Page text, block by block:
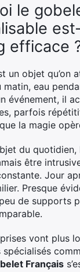
le
efficace
un objet qu’on
matin, eau
événement, il
parfois
la magie
du
être
Jour
Presque
de supports
vont plus
Français